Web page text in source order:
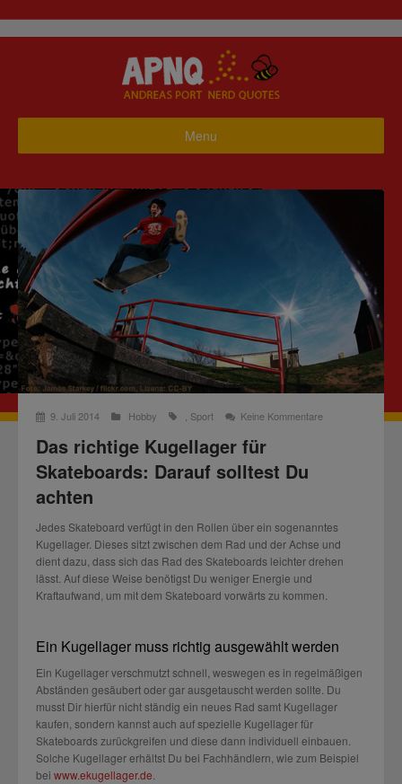
Menu
Startseite
Business
Haus & Garten
Hobby
9. Juli 2014 Hobby Sport Keine Kommentare
Das richtige Kugellager für
Skateboards: Darauf solltest Du
achten
Jedes Skateboard verfügt in den Rollen über ein sogenanntes
Kugellager. Dieses sitzt zwischen dem Rad und der Achse und
dient dazu, dass sich das Rad des Skateboards leichter drehen
lässt. Auf diese Weise benötigst Du weniger Energie und
Kraftaufwand, um mit dem Skateboard vorwärts zu kommen.
Ein Kugellager muss richtig ausgewählt werden
Ein Kugellager verschmutzt schnell, weswegen es in regelmäßigen
Abständen gesäubert oder gar ausgetauscht werden sollte. Du
musst Dir hierfür nicht ständig ein neues Rad samt Kugellager
kaufen, sondern kannst auch auf spezielle Kugellager für
Skateboards zurückgreifen und diese dann individuell einbauen.
Solche Kugellager erhältst Du bei Fachhändlern, wie zum Beispiel
bei www.ekugellager.de